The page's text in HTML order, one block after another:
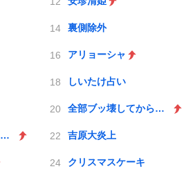
裏側除外
アリョーシャ
しいたけ占い
全部ブッ壊してから辞めたい
ポケモンセンターオンライン 吉原大炎上
クリスマスケーキ